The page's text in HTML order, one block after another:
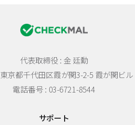
代表取締役 : 金 廷勳
東京都千代田区霞が関3-2-5 霞が関ビル
電話番号 : 03-6721-8544
サポート